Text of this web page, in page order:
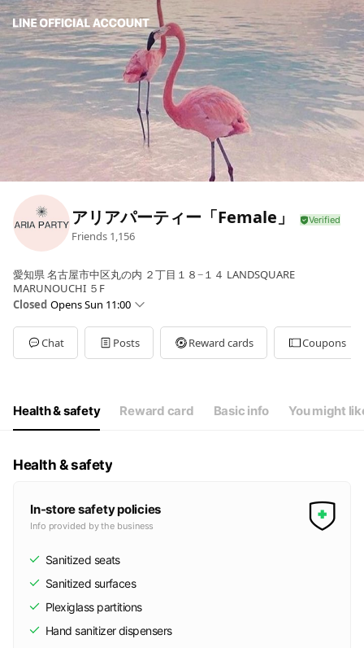
アリアパーティー「Female」
Friends 1,156
愛知県 名古屋市中区丸の内 ２丁目１８−１４ LANDSQUARE
MARUNOUCHI ５F
Closed Opens Sun 11:00
Sun11:00 - 20:00
Mon11:00 - 20:00
Tue
Sat11:00 - 20:00
定休日：火曜日・水曜日
Chat Posts Reward cards Coupons
Health & safety Reward card Basic info You might
Health & safety
In-store safety policies
Info provided by the business
Sanitized seats
Sanitized surfaces
Plexiglass partitions
Hand sanitizer dispensers